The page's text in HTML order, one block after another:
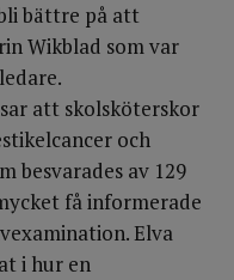
bättre på att
Wikblad som var
att skolsköterskor
och
besvarades av 129
få informerade
Elva
i hur en